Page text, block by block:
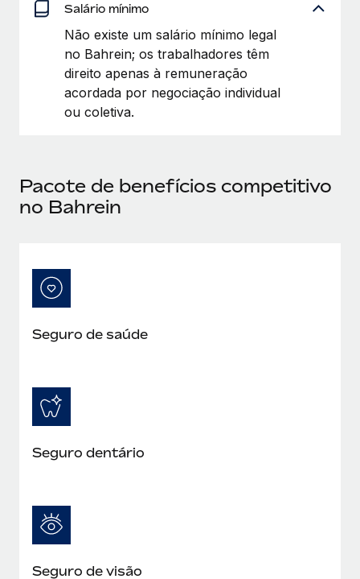
Salário mínimo
Não existe um salário mínimo legal
no Bahrein; os trabalhadores têm
direito apenas à remuneração
acordada por negociação individual
ou coletiva.
Pacote de benefícios competitivo
no Bahrein
Seguro de saúde
Seguro dentário
Seguro de visão